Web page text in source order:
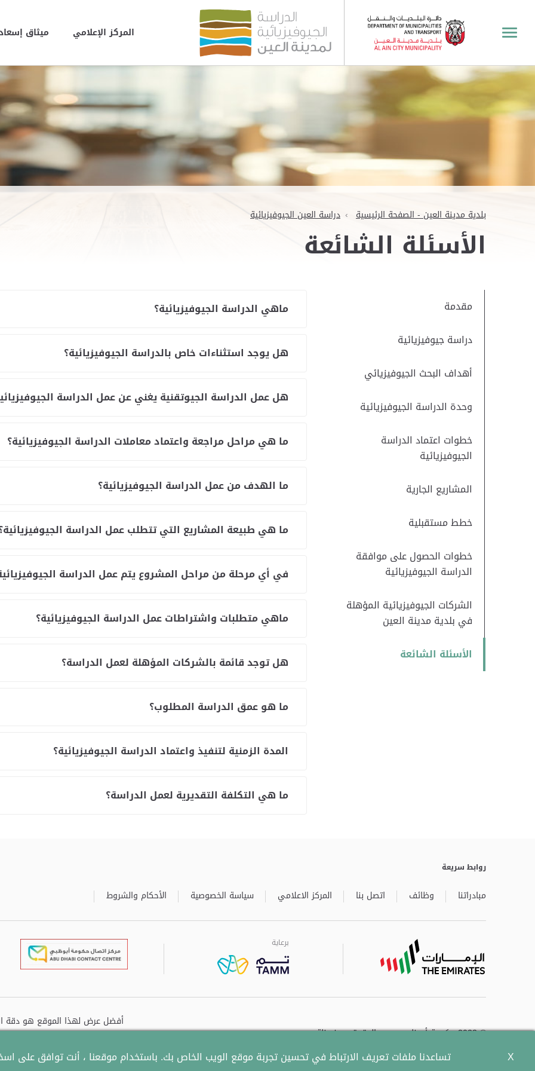
المركز الإعلامي ميثاق
بلدية مدينة العين - الصفحة الرئيسية دراسة العين الجيوفيزيائية
الأسئلة الشائعة
مقدمة
دراسة جيوفيزيائية
أهداف البحث الجيوفيزيائي
وحدة الدراسة الجيوفيزيائية
خطوات اعتماد الدراسة
الجيوفيزيائية
المشاريع الجارية
خطط مستقبلية
خطوات الحصول على موافقة
الدراسة الجيوفيزيائية
الشركات الجيوفيزيائية المؤهلة
في بلدية مدينة العين
الأسئلة الشائعة
ماهي الدراسة الجيوفيزيائية؟
هل يوجد استثناءات خاص بالدراسة الجيوفيزيائية؟
هل عمل الدراسة الجيوتقنية يغني عن عمل الدراسة
ما هي مراحل مراجعة واعتماد معاملات الدراسة الجيوفيزيائية؟
ما الهدف من عمل الدراسة الجيوفيزيائية؟
ما هي طبيعة المشاريع التي تتطلب عمل الدراسة
في أي مرحلة من مراحل المشروع يتم عمل الدراسة
ماهي متطلبات واشتراطات عمل الدراسة الجيوفيزيائية؟
هل توجد قائمة بالشركات المؤهلة لعمل الدراسة؟
ما هو عمق الدراسة المطلوب؟
المدة الزمنية لتنفيذ واعتماد الدراسة الجيوفيزيائية؟
ما هي التكلفة التقديرية لعمل الدراسة؟
روابط سريعة
مبادراتنا وظائف اتصل بنا المركز الاعلامي سياسة الخصوصية الأحكام والشروط
برعاية
برعاية
برعاية برعاية
تم
© 2023 حكومة أبوظبي جميع الحقوق محفوظة.
X تساعدنا ملفات تعريف الارتباط في تحسين تجربة موقع الويب الخاص بك. باستخدام موقعنا ، أنت توافق على